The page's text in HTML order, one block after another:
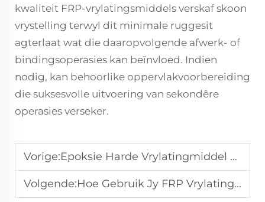
kwaliteit FRP-vrylatingsmiddels verskaf skoon
vrystelling terwyl dit minimale ruggesit
agterlaat wat die daaropvolgende afwerk- of
bindingsoperasies kan beïnvloed. Indien
nodig, kan behoorlike oppervlakvoorbereiding
die suksesvolle uitvoering van sekondêre
operasies verseker.
Vorige:Epoksie Harde Vrylatingmiddel Toepassings in Gietwerk en Komposiete
Volgende:Hoe Gebruik Jy FRP Vrylatingsmiddels vir Skoonder Gietvorm Skeiding?